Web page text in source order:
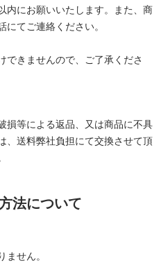
内にお願いいたします。また、商
てご連絡ください。
できませんので、ご了承くださ
損等による返品、又は商品に不具
、送料弊社負担にて交換させて頂
法について
ません。